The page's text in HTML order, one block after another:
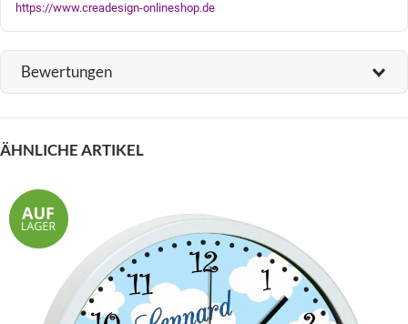
https://www.creadesign-onlineshop.de
Bewertungen
ÄHNLICHE ARTIKEL